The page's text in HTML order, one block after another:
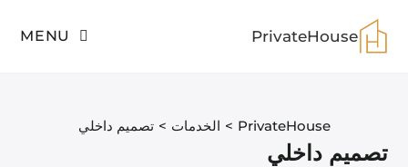
PrivateHouse
MENU
PrivateHouse
> الخدمات > تصميم داخلي
تصميم داخلي